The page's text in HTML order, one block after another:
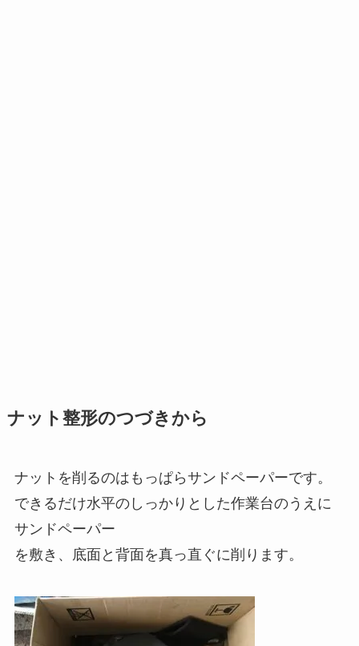
ナット整形のつづきから
ナットを削るのはもっぱらサンドペーパーです。
できるだけ水平のしっかりとした作業台のうえに
サンドペーパー
を敷き、底面と背面を真っ直ぐに削ります。